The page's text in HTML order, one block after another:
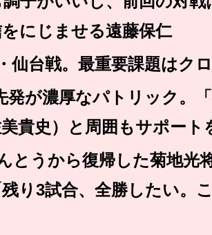
にじませる遠藤保仁
仙台戦。最重要課題はク
発が濃厚なパトリック。
貴史）と周囲もサポート
とうから復帰した菊地光
り3試合、全勝したい。